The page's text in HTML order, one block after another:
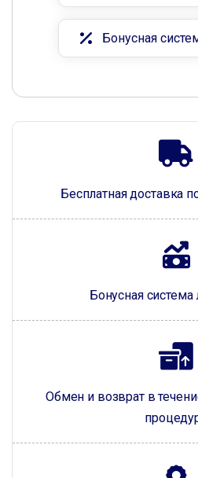
Бесплатная доставка
Бонусная система
Обмен и возврат в
Бонусная